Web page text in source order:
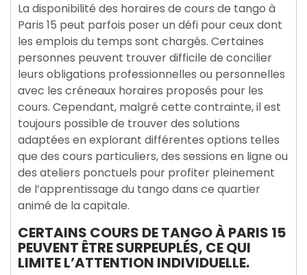
La disponibilité des horaires de cours de tango à
Paris 15 peut parfois poser un défi pour ceux dont
les emplois du temps sont chargés. Certaines
personnes peuvent trouver difficile de concilier
leurs obligations professionnelles ou personnelles
avec les créneaux horaires proposés pour les
cours. Cependant, malgré cette contrainte, il est
toujours possible de trouver des solutions
adaptées en explorant différentes options telles
que des cours particuliers, des sessions en ligne ou
des ateliers ponctuels pour profiter pleinement
de l’apprentissage du tango dans ce quartier
animé de la capitale.
CERTAINS COURS DE TANGO À PARIS 15
PEUVENT ÊTRE SURPEUPLÉS, CE QUI
LIMITE L’ATTENTION INDIVIDUELLE.